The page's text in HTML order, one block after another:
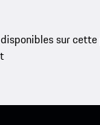
sur cette